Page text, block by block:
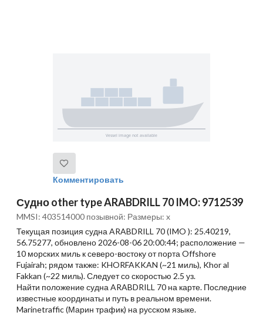
Комментировать
Судно other type ARABDRILL 70 IMO: 9712539
MMSI: 403514000 позывной: Размеры: x
Текущая позиция судна ARABDRILL 70 (IMO ): 25.40219,
56.75277, обновлено 2026-08-06 20:00:44; расположение —
10 морских миль к северо-востоку от порта Offshore
Fujairah; рядом также: KHORFAKKAN (~21 миль), Khor al
Fakkan (~22 миль). Следует со скоростью 2.5 уз.
Найти положение судна ARABDRILL 70 на карте. Последние
известные координаты и путь в реальном времени.
Marinetraffic (Марин трафик) на русском языке.